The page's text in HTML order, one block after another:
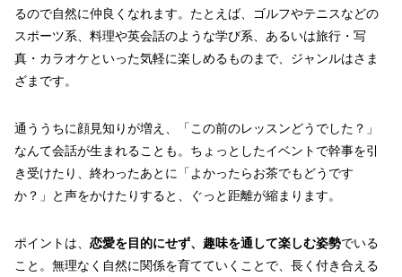
るので自然に仲良くなれます。たとえば、ゴルフやテニスなどの
スポーツ系、料理や英会話のような学び系、あるいは旅行・写
真・カラオケといった気軽に楽しめるものまで、ジャンルはさま
ざまです。
通ううちに顔見知りが増え、「この前のレッスンどうでした？」
なんて会話が生まれることも。ちょっとしたイベントで幹事を引
き受けたり、終わったあとに「よかったらお茶でもどうです
か？」と声をかけたりすると、ぐっと距離が縮まります。
ポイントは、 恋愛を目的にせず、趣味を通して楽しむ姿勢でいる
こと。無理なく自然に関係を育てていくことで、長く付き合える